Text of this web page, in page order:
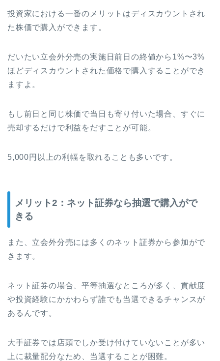
投資家における一番のメリットはディスカウントされ
た株価で購入ができます。
だいたい立会外分売の実施日前日の終値から1%〜3%
ほどディスカウントされた価格で購入することができ
ますよ。
もし前日と同じ株価で当日も寄り付いた場合、すぐに
売却するだけで利益をだすことが可能。
5,000円以上の利幅を取れることも多いです。
メリット2：ネット証券なら抽選で購入がで
きる
また、立会外分売には多くのネット証券から参加がで
きます。
ネット証券の場合、平等抽選なところが多く、貢献度
や投資経験にかかわらず誰でも当選できるチャンスが
あるんです。
大手証券では店頭でしか受け付けていないことが多い
上に裁量配分なため、当選することが困難。